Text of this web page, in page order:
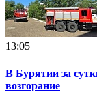
13:05
В Бурятии за
возгорание